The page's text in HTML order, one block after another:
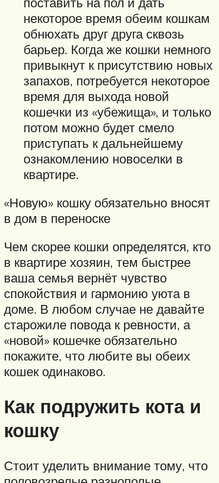
некоторое время обеим кошкам
обнюхать друг друга сквозь
барьер. Когда же кошки немного
привыкнут к присутствию новых
запахов, потребуется некоторое
время для выхода новой
кошечки из «убежища», и только
потом можно будет смело
приступать к дальнейшему
ознакомлению новоселки в
квартире.
«Новую» кошку обязательно вносят
в дом в переноске
Чем скорее кошки определятся, кто
в квартире хозяин, тем быстрее
ваша семья вернёт чувство
спокойствия и гармонию уюта в
доме. В любом случае не давайте
старожиле повода к ревности, а
«новой» кошечке обязательно
покажите, что любите вы обеих
кошек одинаково.
Как подружить кота и
кошку
Стоит уделить внимание тому, что